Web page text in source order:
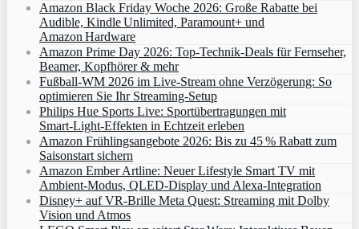
Amazon Black Friday Woche 2026: Große Rabatte bei
Audible, Kindle Unlimited, Paramount+ und
Amazon Hardware
Amazon Prime Day 2026: Top-Technik-Deals für Fernseher,
Beamer, Kopfhörer & mehr
Fußball-WM 2026 im Live-Stream ohne Verzögerung: So
optimieren Sie Ihr Streaming-Setup
Philips Hue Sports Live: Sportübertragungen mit
Smart‑Light‑Effekten in Echtzeit erleben
Amazon Frühlingsangebote 2026: Bis zu 45 % Rabatt zum
Saisonstart sichern
Amazon Ember Artline: Neuer Lifestyle Smart TV mit
Ambient‑Modus, QLED‑Display und Alexa‑Integration
Disney+ auf VR-Brille Meta Quest: Streaming mit Dolby
Vision und Atmos